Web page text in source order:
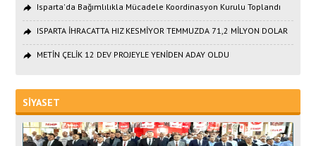
Isparta'da Bağımlılıkla Mücadele Koordinasyon Kurulu Toplandı
ISPARTA İHRACATTA HIZ KESMİYOR TEMMUZDA 71,2 MİLYON DOLAR
METİN ÇELİK 12 DEV PROJEYLE YENİDEN ADAY OLDU
SİYASET